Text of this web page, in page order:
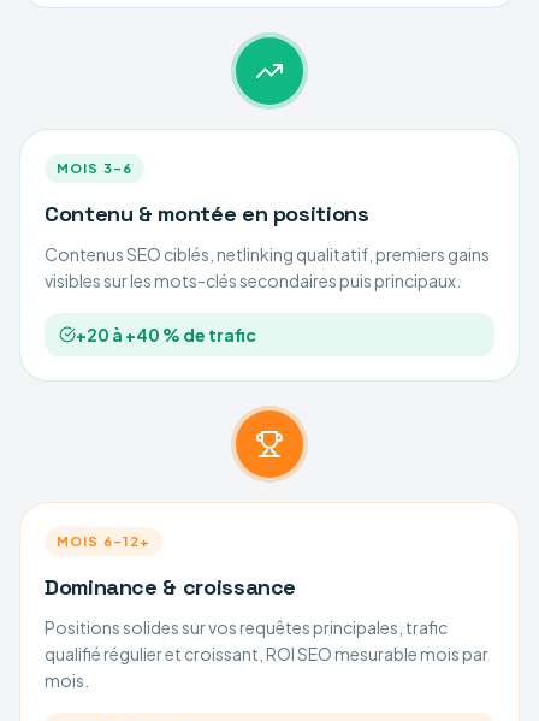
MOIS 3–6
Contenu & montée en positions
Contenus SEO ciblés, netlinking qualitatif, premiers gains
visibles sur les mots-clés secondaires puis principaux.
+20 à +40 % de trafic
MOIS 6–12+
Dominance & croissance
Positions solides sur vos requêtes principales, trafic
qualifié régulier et croissant, ROI SEO mesurable mois par
mois.